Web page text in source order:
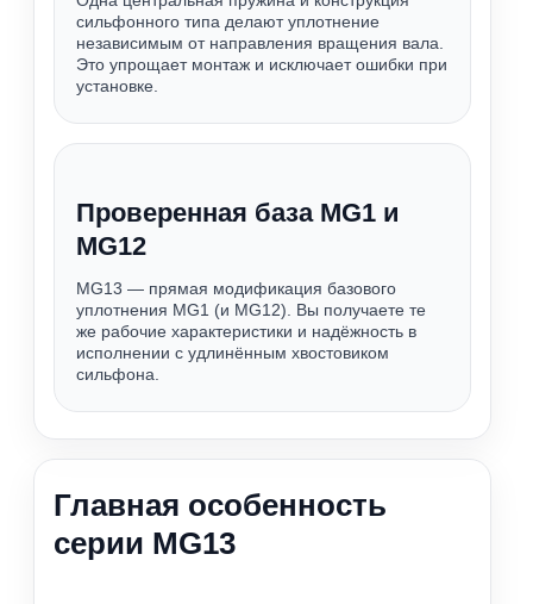
сильфонного типа делают уплотнение
независимым от направления вращения вала.
Это упрощает монтаж и исключает ошибки при
установке.
Проверенная база MG1 и
MG12
MG13 — прямая модификация базового
уплотнения MG1 (и MG12). Вы получаете те
же рабочие характеристики и надёжность в
исполнении с удлинённым хвостовиком
сильфона.
Главная особенность
серии MG13